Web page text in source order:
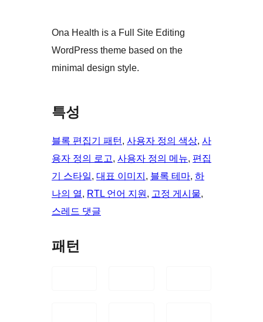
Ona Health is a Full Site Editing
WordPress theme based on the
minimal design style.
특성
블록 편집기 패턴 , 사용자 정의 색상, 사
용자 정의 로고, 사용자 정의 메뉴, 편집
기 스타일, 대표 이미지 , 블록 테마, 하
나의 열, RTL 언어 지원 , 고정 게시물
스레드 댓글
패턴